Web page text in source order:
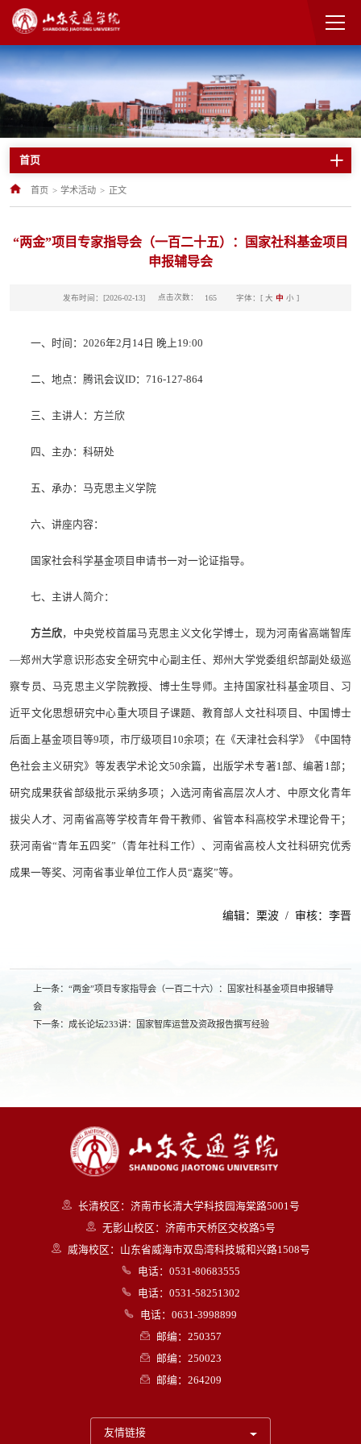
首页
首页 > 学术活动 > 正文
“两金”项目专家指导会（一百二十五）：国家社科基金项目
申报辅导会
发布时间：[2026-02-13] 点击次数： 165 字体：[ 大 中 小]
一、时间：2026年2月14日 晚上19:00
二、地点：腾讯会议ID：716-127-864
三、主讲人：方兰欣
四、主办：科研处
五、承办：马克思主义学院
六、讲座内容：
国家社会科学基金项目申请书一对一论证指导。
七、主讲人简介：
方兰欣，中央党校首届马克思主义文化学博士，现为河南省高端智库
—郑州大学意识形态安全研究中心副主任、郑州大学党委组织部副处级巡
察专员、马克思主义学院教授、博士生导师。主持国家社科基金项目、习
近平文化思想研究中心重大项目子课题、教育部人文社科项目、中国博士
后面上基金项目等9项，市厅级项目10余项；在《天津社会科学》《中国特
色社会主义研究》等发表学术论文50余篇，出版学术专著1部、编著1部；
研究成果获省部级批示采纳多项；入选河南省高层次人才、中原文化青年
拔尖人才、河南省高等学校青年骨干教师、省管本科高校学术理论骨干；
获河南省“青年五四奖”（青年社科工作）、河南省高校人文社科研究优秀
成果一等奖、河南省事业单位工作人员“嘉奖”等。
编辑：栗波 / 审核：李晋
上一条： “两金”项目专家指导会（一百二十六）：国家社科基金项目申报辅导
会
下一条：
成长论坛233讲：国家智库运营及资政报告撰写经验
长清校区：济南市长清大学科技园海棠路5001号
无影山校区：济南市天桥区交校路5号
威海校区：山东省威海市双岛湾科技城和兴路1508号
电话：0531-80683555
电话：0531-58251302
电话：0631-3998899
邮编：250357
邮编：250023
邮编：264209
友情链接